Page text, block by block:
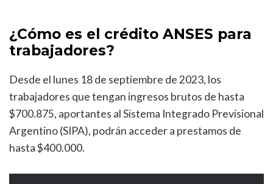
¿Cómo es el crédito ANSES para
trabajadores?
Desde el lunes 18 de septiembre de 2023, los
trabajadores que tengan ingresos brutos de hasta
$700.875, aportantes al Sistema Integrado Previsional
Argentino (SIPA), podrán acceder a prestamos de
hasta $400.000.